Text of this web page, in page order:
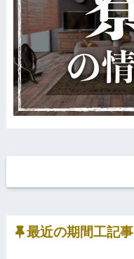
最近の期間工記事